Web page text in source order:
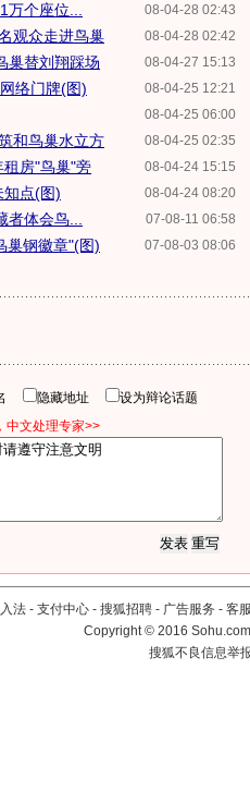
08-04-28 02:43
个座位...
08-04-28 02:42
观众走进鸟巢
08-04-27 15:13
巢替刘翔踩场
08-04-25 12:21
络门牌(图)
08-04-25 06:00
08-04-25 02:35
和鸟巢水立方
08-04-24 15:15
房"鸟巢"旁
08-04-24 08:20
知点(图)
07-08-11 06:58
体会鸟...
07-08-03 08:06
巢钢徽章"(图)
隐藏地址
设为辩论话题
中文处理专家>>
法 - 支付中心 - 搜狐招聘 - 广告服务 - 客
Copyright©2016
搜狐不良信息举